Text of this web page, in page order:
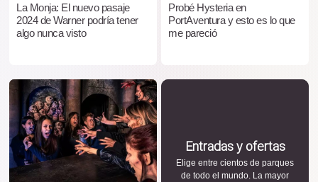
La Monja: El nuevo pasaje
2024 de Warner podría tener
algo nunca visto
Probé Hysteria en
PortAventura y esto es lo que
me pareció
Entradas y ofertas
Elige entre cientos de parques
de todo el mundo. La mayor